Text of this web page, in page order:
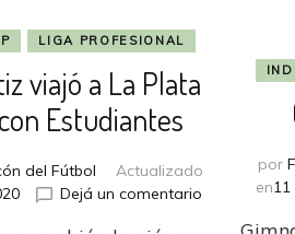
LIGA PROFESIONAL
viajó a La Plata
Estudiantes
del Fútbol
Actualizado
Dejá un comentarioen
por
en